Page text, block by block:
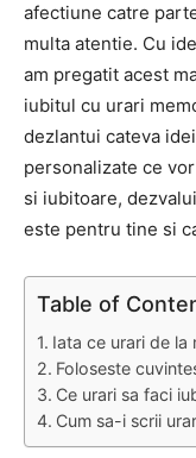
afectiune catre
multa atentie. Cu
am pregatit acest
iubitul cu urari
dezlantui cateva
personalizate ce
si iubitoare,
este pentru tine si
Table of
Iata ce urari de la
Foloseste
Ce urari sa faci
Cum sa-i scrii